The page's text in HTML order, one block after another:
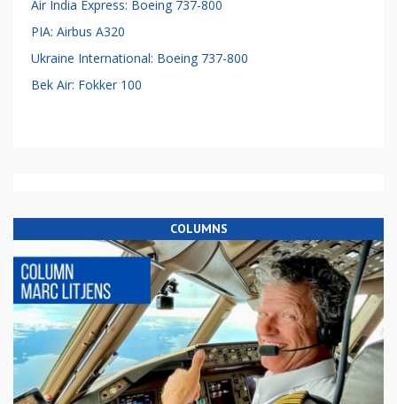
Air India Express: Boeing 737-800
PIA: Airbus A320
Ukraine International: Boeing 737-800
Bek Air: Fokker 100
COLUMNS